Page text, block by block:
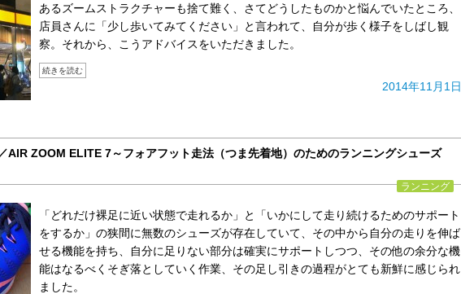
あるズームストラクチャーも捨て難く、さてどうしたものかと悩んでいたところ、
店員さんに「少し歩いてみてください」と言われて、自分が歩く様子をしばし観
察。それから、こうアドバイスをいただきました。
続きを読む
2014年11月1日
AIR ZOOM ELITE 7～フォアフット走法（つま先着地）のためのランニングシューズ
ランニング
「どれだけ裸足に近い状態で走れるか」と「いかにして走り続けるためのサポート
をするか」の狭間に無数のシューズが存在していて、その中から自分の走りを伸ば
せる機能を持ち、自分に足りない部分は確実にサポートしつつ、その他の余分な機
能はなるべくそぎ落としていく作業、その足し引きの過程がとても新鮮に感じられ
ました。